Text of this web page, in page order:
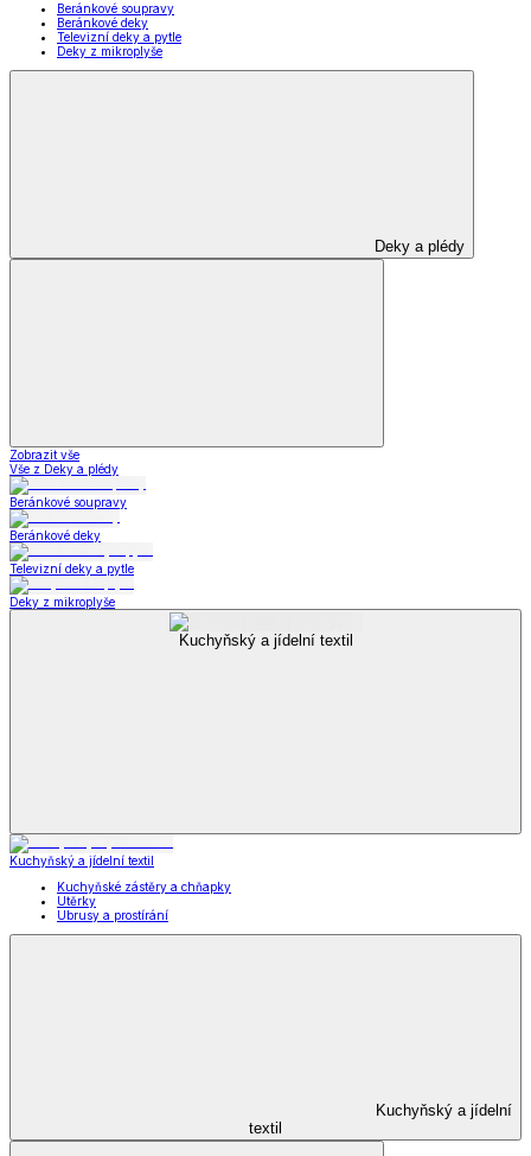
Beránkové soupravy
Beránkové deky
Televizní deky a pytle
Deky z mikroplyše
Deky a plédy
Zobrazit vše
Vše z Deky a plédy
Beránkové soupravy
Beránkové deky
Televizní deky a pytle
Deky z mikroplyše
Kuchyňský a jídelní textil
Kuchyňský a jídelní textil
Kuchyňské zástěry a chňapky
Utěrky
Ubrusy a prostírání
Kuchyňský a jídelní
textil